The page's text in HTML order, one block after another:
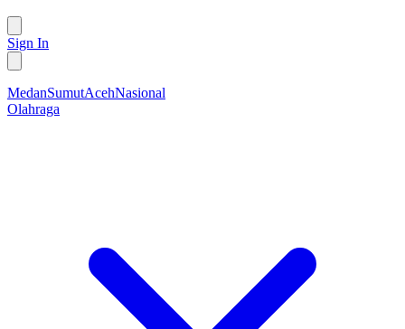
Sign In
MedanSumutAcehNasional
Olahraga